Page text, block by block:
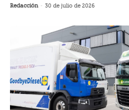
Redacción - 30 de julio de 2026